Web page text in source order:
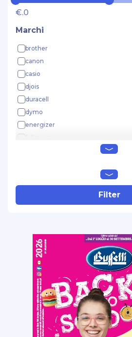
€.0
Marchi
brother
canon
casio
djois
duracell
dymo
energizer
no brand
olivetti
osama
panasonic
printex
rexel
sei rota
sharp
Filter